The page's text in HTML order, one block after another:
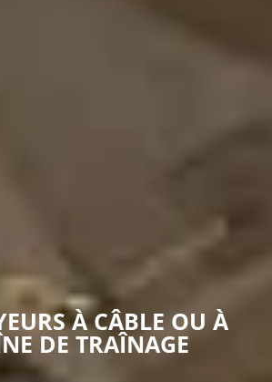
À CÂBLE OU À
DE TRAÎNAGE